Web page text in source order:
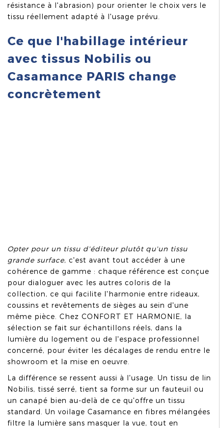
résistance à l'abrasion) pour orienter le choix vers le
tissu réellement adapté à l'usage prévu.
Ce que l'habillage intérieur
avec tissus Nobilis ou
Casamance PARIS change
concrètement
Opter pour un tissu d'éditeur plutôt qu'un tissu
grande surface, c'est avant tout accéder à une
cohérence de gamme : chaque référence est conçue
pour dialoguer avec les autres coloris de la
collection, ce qui facilite l'harmonie entre rideaux,
coussins et revêtements de sièges au sein d'une
même pièce. Chez CONFORT ET HARMONIE, la
sélection se fait sur échantillons réels, dans la
lumière du logement ou de l'espace professionnel
concerné, pour éviter les décalages de rendu entre le
showroom et la mise en oeuvre.
La différence se ressent aussi à l'usage. Un tissu de lin
Nobilis, tissé serré, tient sa forme sur un fauteuil ou
un canapé bien au-delà de ce qu'offre un tissu
standard. Un voilage Casamance en fibres mélangées
filtre la lumière sans masquer la vue, tout en